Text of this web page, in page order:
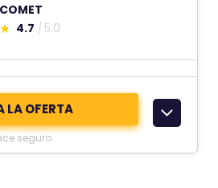
4.7 5.0
LA OFERTA
seguro